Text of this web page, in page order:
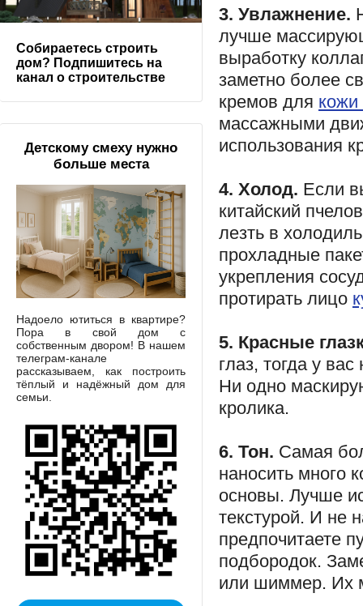
3. Увлажнение.
лучше
выработку
заметно более
кремов для кожи
массажными
использования
4. Холод. Если
китайский
лезть в
прохладные
укрепления
протирать лицо
5. Красные
глаз, тогда у
Ни одно
кролика.
6. Тон. Самая
наносить много
основы. Лучше
текстурой. И не
предпочитаете
подбородок.
или шиммер. Их
Собираетесь строить
дом? Подпишитесь на
канал о строительстве
Детскому смеху нужно
больше места
Надоело ютиться в квартире?
Пора в свой дом с
собственным двором! В нашем
телеграм-канале
рассказываем, как построить
тёплый и надёжный дом для
семьи.